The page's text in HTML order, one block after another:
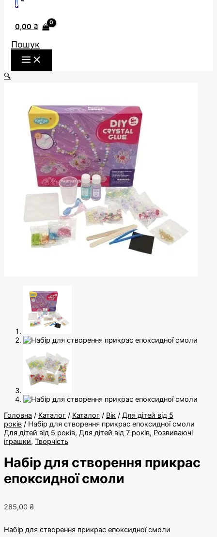
0,00 ₴
Пошук
🔍
Головна / Каталог / Каталог / Вік / Для дітей від 5
років / Набір для створення прикрас епоксидної смоли
Для дітей від 5 років, Для дітей від 7 років, Розвиваючі
іграшки, Творчість
Набір для створення прикрас
епоксидної смоли
285,00 ₴
Набір для створення прикрас епоксидної смоли